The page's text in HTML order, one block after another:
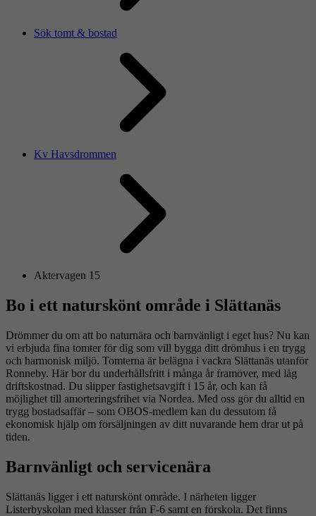
Sök tomt & bostad
Kv Havsdrommen
Aktervagen 15
Bo i ett naturskönt område i Slättanäs
Drömmer du om att bo naturnära och barnvänligt i eget hus? Nu kan
vi erbjuda fina tomter för dig som vill bygga ditt drömhus i en trygg
och harmonisk miljö. Tomterna är belägna i vackra Slättanäs utanför
Ronneby. Här bor du underhållsfritt i många år framöver, med låg
driftskostnad. Du slipper fastighetsavgift i 15 år, och kan få
möjlighet till amorteringsfrihet via Nordea. Med oss gör du alltid en
trygg bostadsaffär – som OBOS-medlem kan du dessutom få
ekonomisk hjälp om försäljningen av ditt nuvarande hem drar ut på
tiden.
Barnvänligt och servicenära
Slättanäs ligger i ett naturskönt område. I närheten ligger
Listerbyskolan med klasser från F-6 samt en förskola. Det finns